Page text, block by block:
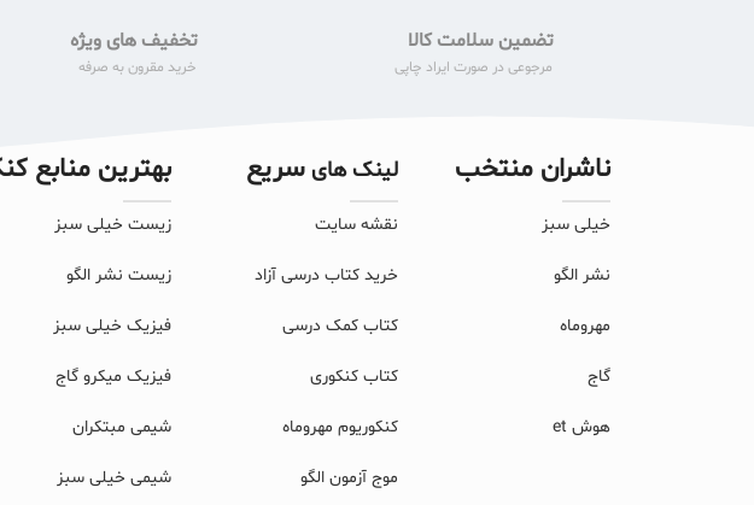
تضمین سلامت کالا
مرجوعی در صورت ایراد چاپی
تخفیف های ویژه
خرید مقرون به صرفه
ناشران منتخب
خیلی سبز
نشر الگو
مهروماه
گاج
هوش et
لینک های سریع
نقشه سایت
خرید کتاب درسی آزاد
کتاب کمک درسی
کتاب کنکوری
کنکوریوم مهروماه
موج آزمون الگو
بهترین منابع
زیست خیلی سبز
زیست نشر الگو
فیزیک خیلی سبز
فیزیک میکرو گاج
شیمی مبتکران
شیمی خیلی سبز